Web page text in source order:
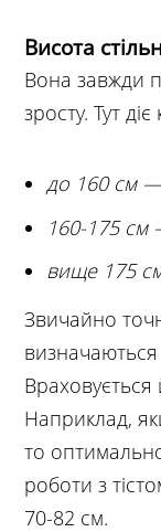
Висота
Вона завжди
зросту. Тут
до 160 см
160-175 см
вище 175
Звичайно
визначаються
Враховується
Наприклад,
то
роботи з
70-82 см.